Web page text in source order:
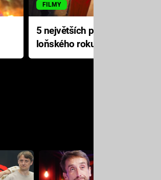
FILMY
5 největších propadáků
loňského roku: Disney na
jediné katastrofě prodělal 200